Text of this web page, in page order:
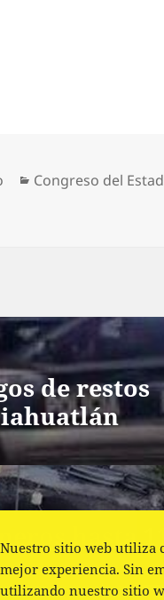
Categorías
Congreso del
de restos
hasta
Nuestro sitio web utiliza
mejor experiencia. Sin
utilizando nuestro sitio